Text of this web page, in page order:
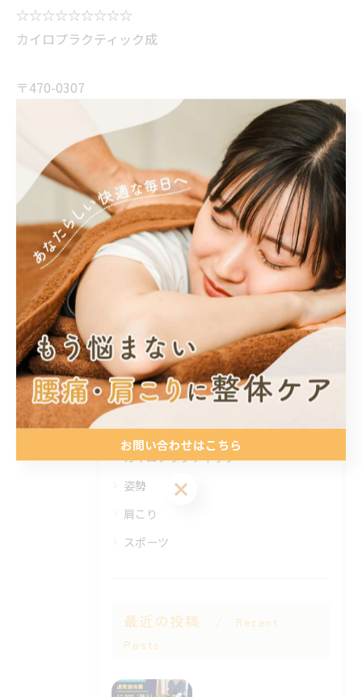
☆☆☆☆☆☆☆☆☆
カイロプラクティック成
〒470-0307
愛知県豊田市東広瀬町大根坂1番地21
豊田のカイロプラクティック
カイロプラクティック
< 前のページ 一覧に戻る 次のページ >
カテゴリー Categories
全てのカテゴリー
腰痛
カイロプラクティック
姿勢
肩こり
スポーツ
最近の投稿
Recent
Posts
お問い合わせはこちら
お問い合わせはこちら